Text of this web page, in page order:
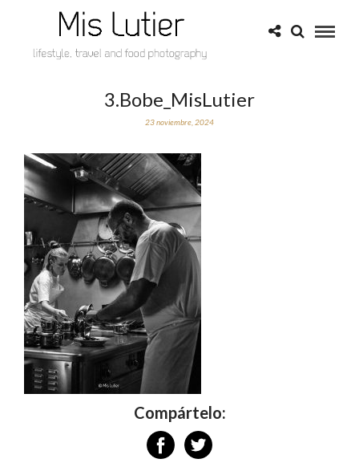
3.Bobe_MisLutier
23 noviembre, 2024
Compártelo: